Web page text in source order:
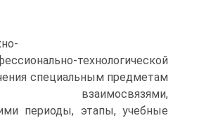
технологической
специальным предметам
взаимосвязями,
периоды, этапы, учебные